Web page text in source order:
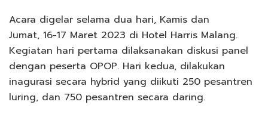
Acara digelar selama dua hari, Kamis dan
Jumat, 16-17 Maret 2023 di Hotel Harris Malang.
Kegiatan hari pertama dilaksanakan diskusi panel
dengan peserta OPOP. Hari kedua, dilakukan
inagurasi secara hybrid yang diikuti 250 pesantren
luring, dan 750 pesantren secara daring.